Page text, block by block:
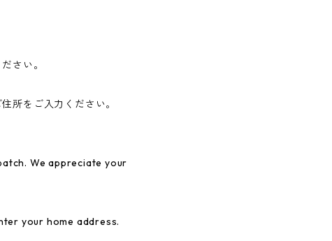
さい。
所をご入力ください。
We appreciate your
your home address.